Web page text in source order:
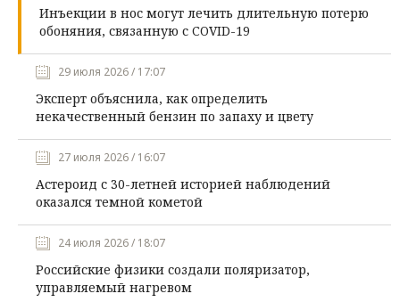
Инъекции в нос могут лечить длительную потерю
обоняния, связанную с COVID-19
29 июля 2026 / 17:07
Эксперт объяснила, как определить
некачественный бензин по запаху и цвету
27 июля 2026 / 16:07
Астероид с 30-летней историей наблюдений
оказался темной кометой
24 июля 2026 / 18:07
Российские физики создали поляризатор,
управляемый нагревом